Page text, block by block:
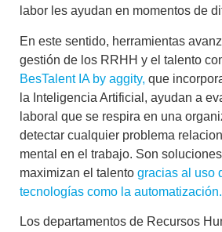
labor les ayudan en momentos de
En este sentido, herramientas
gestión de los RRHH y el talento
BesTalent IA by aggity, que
la Inteligencia Artificial, ayudan a
laboral que se respira en una
detectar cualquier problema
mental en el trabajo. Son
maximizan el talento gracias al uso
tecnologías como la automatización.
Los departamentos de Recursos